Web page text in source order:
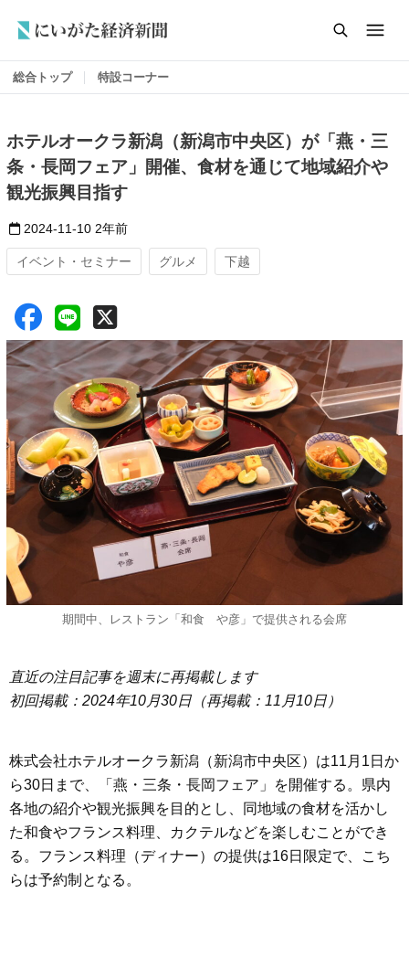
総合トップ 特設コーナー
ホテルオークラ新潟（新潟市中央区）が「燕・三
条・長岡フェア」開催、食材を通じて地域紹介や
観光振興目指す
2024-11-10 2年前
イベント・セミナー グルメ 下越
期間中、レストラン「和食 や彦」で提供される会席
直近の注目記事を週末に再掲載します
初回掲載：2024年10月30日（再掲載：11月10日）
株式会社ホテルオークラ新潟（新潟市中央区）は11月1日か
ら30日まで、「燕・三条・長岡フェア」を開催する。県内
各地の紹介や観光振興を目的とし、同地域の食材を活かし
た和食やフランス料理、カクテルなどを楽しむことができ
る。フランス料理（ディナー）の提供は16日限定で、こち
らは予約制となる。